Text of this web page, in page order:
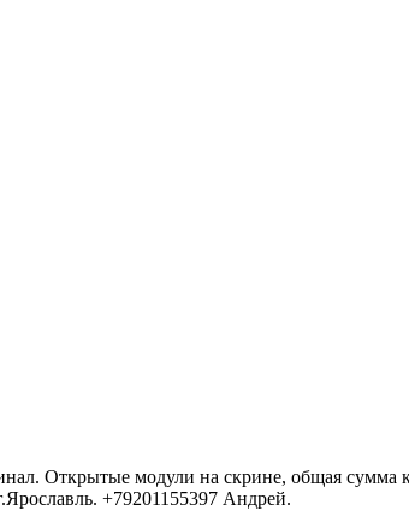
Открытые модули на скрине, общая
+79201155397 Андрей.